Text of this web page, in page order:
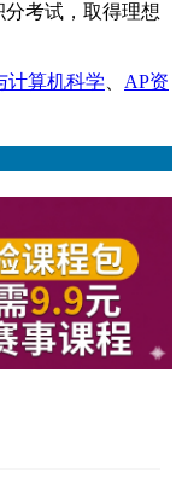
考试，取得理想
计算机科学
AP资